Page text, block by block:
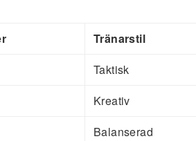
Tränarstil
Taktisk
Kreativ
Balanserad